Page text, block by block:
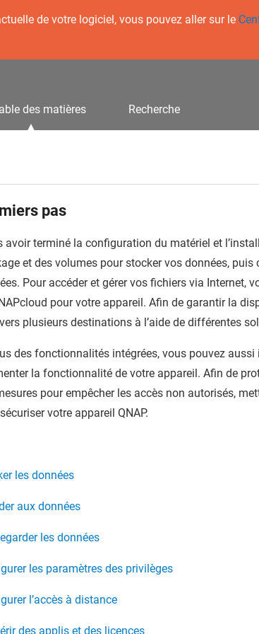
de votre logiciel, vous pouvez aller sur le
des matières Recherche
pas
avoir terminé la configuration du matériel et
et des volumes pour stocker vos données,
Pour accéder et gérer vos fichiers via Internet,
pour votre appareil. Afin de garantir la
plusieurs destinations à l’aide de différentes
des fonctionnalités intégrées, vous pouvez
la fonctionnalité de votre appareil. Afin de
pour empêcher les accès non autorisés,
votre appareil QNAP.
les données
aux données
les données
les paramètres des privilèges
l’accès à distance
des applis et des licences